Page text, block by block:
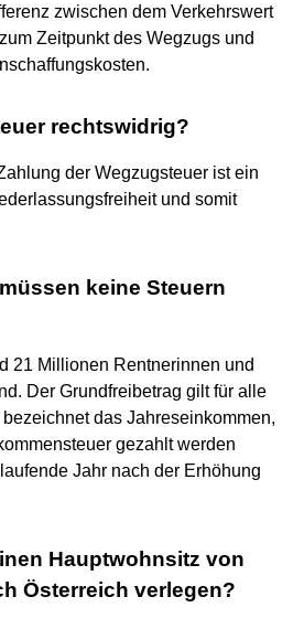
zwischen dem Verkehrswert
Zeitpunkt des Wegzugs und
rechtswidrig?
der Wegzugsteuer ist ein
und somit
keine Steuern
21 Millionen Rentnerinnen und
Der Grundfreibetrag gilt für alle
das Jahreseinkommen,
gezahlt werden
Jahr nach der Erhöhung
Hauptwohnsitz von
Österreich verlegen?